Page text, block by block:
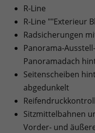
R-Line
R-Line ""Exterieur
Radsicherungen
Panorama-
Panoramadach
Seitenscheiben
abgedunkelt
Sitzmittelbahnen
Vorder- und